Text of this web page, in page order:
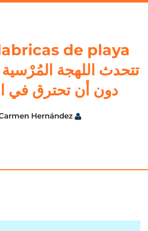
تتحدث اللهجة
دون أن تحترق في
Carmen Hernández